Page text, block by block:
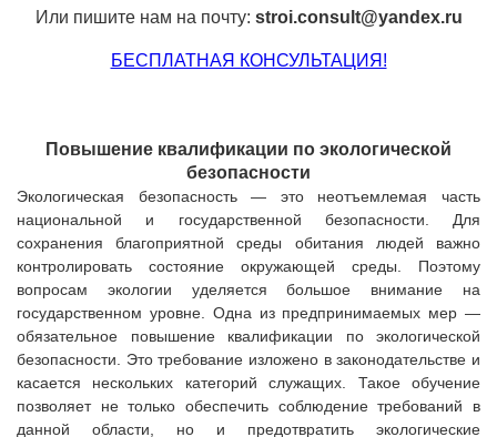
Или пишите нам на почту: stroi.consult@yandex.ru
БЕСПЛАТНАЯ КОНСУЛЬТАЦИЯ!
Повышение квалификации по экологической
безопасности
Экологическая безопасность — это неотъемлемая часть
национальной и государственной безопасности.
Для
сохранения благоприятной среды обитания людей важно
контролировать состояние окружающей среды. Поэтому
вопросам экологии уделяется большое внимание на
государственном уровне. Одна из предпринимаемых мер —
обязательное повышение квалификации по экологической
безопасности. Это требование изложено в законодательстве и
касается нескольких категорий служащих. Такое обучение
позволяет не только обеспечить соблюдение требований в
данной области, но и предотвратить экологические